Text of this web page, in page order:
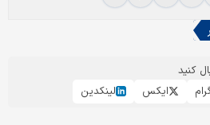
کنید
ایکس لینکدین